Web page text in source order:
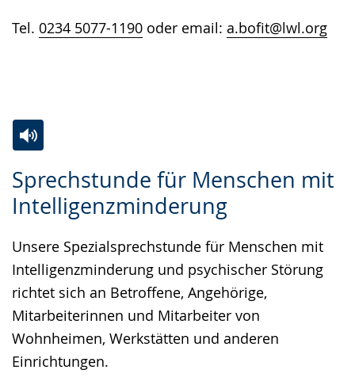
Tel. 0234 5077-1190 oder email: a.bofit@lwl.org
Sprechstunde für Menschen mit
Intelligenzminderung
Unsere Spezialsprechstunde für Menschen mit
Intelligenzminderung und psychischer Störung
richtet sich an Betroffene, Angehörige,
Mitarbeiterinnen und Mitarbeiter von
Wohnheimen, Werkstätten und anderen
Einrichtungen.
Leichten
Sprache
Audio-
Unterstützung.
Video
in
Gebärdensprache
wird
angezeigt.